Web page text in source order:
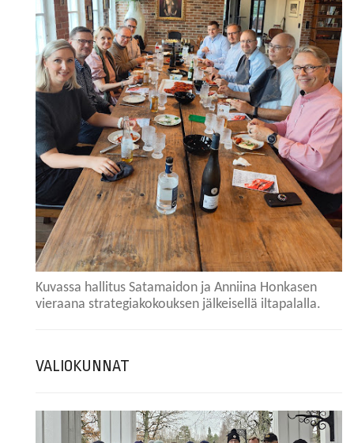
Kuvassa hallitus Satamaidon ja Anniina Honkasen
vieraana strategiakokouksen jälkeisellä iltapalalla.
VALIOKUNNAT